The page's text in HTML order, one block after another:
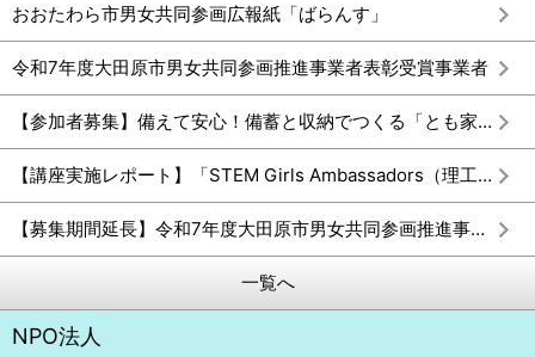
おおたわら市男女共同参画広報紙「ばらんす」
令和7年度大田原市男女共同参画推進事業者表彰受賞事業者
【参加者募集】備えて安心！備蓄と収納でつくる「とも家事防災」講座
【講座実施レポート】「STEM Girls Ambassadors（理工系女子応援大使）」 ズナイデン房子さん講演会
【募集期間延長】令和7年度大田原市男女共同参画推進事業者表彰事業者募集
一覧へ
NPO法人